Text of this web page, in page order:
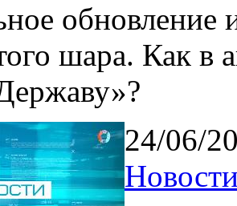
шара. Как в
24/06/